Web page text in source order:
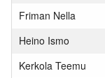
Friman Nella
Heino Ismo
Kerkola Teemu